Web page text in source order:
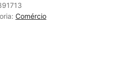
Comércio